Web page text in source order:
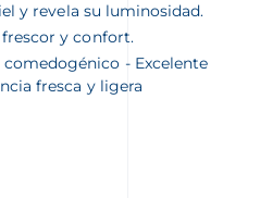
y revela su luminosidad.
y confort.
- Excelente
fresca y ligera